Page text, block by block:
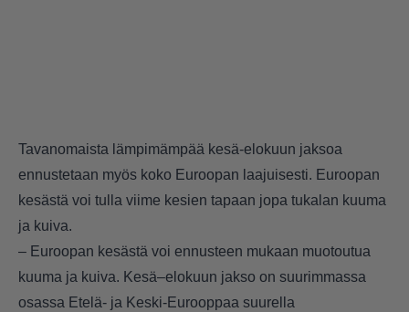
Tavanomaista lämpimämpää kesä-elokuun jaksoa
ennustetaan myös koko Euroopan laajuisesti. Euroopan
kesästä voi tulla viime kesien tapaan jopa tukalan kuuma
ja kuiva.
– Euroopan kesästä voi ennusteen mukaan muotoutua
kuuma ja kuiva. Kesä–elokuun jakso on suurimmassa
osassa Etelä- ja Keski-Eurooppaa suurella